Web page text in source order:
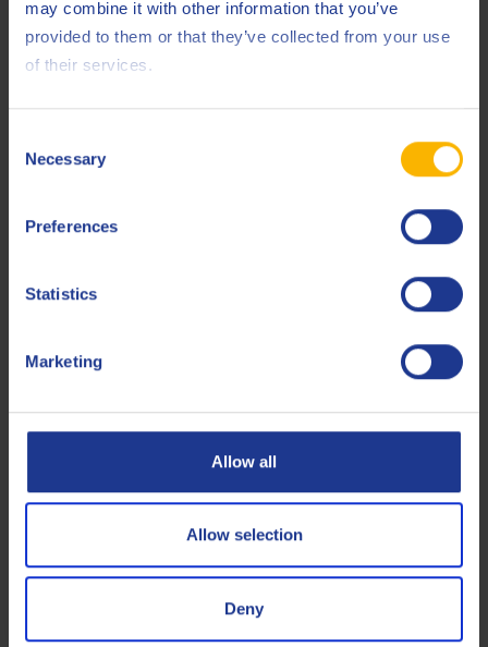
may combine it with other information that you’ve
provided to them or that they’ve collected from your use
of their services.
Selection
Necessary
Preferences
Statistics
Marketing
Allow all
Allow selection
Deny
ISO 6743-3 DAG
ISO
ISO
Produits connexes
Q8 Scarlatti 46
Huile hautes performances pour compresseurs